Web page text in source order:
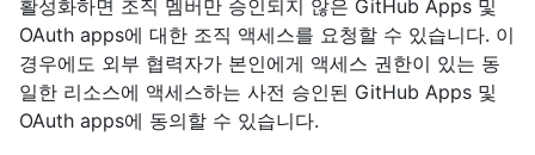
활성화하면 조직 멤버만 승인되지 않은 GitHub Apps 및
OAuth apps에 대한 조직 액세스를 요청할 수 있습니다. 이
경우에도 외부 협력자가 본인에게 액세스 권한이 있는 동
일한 리소스에 액세스하는 사전 승인된 GitHub Apps 및
OAuth apps에 동의할 수 있습니다.